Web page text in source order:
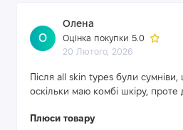
О
Олена
Оцінка покупки 5.0
20 Лютого, 2026
Після all skin types були
оскільки маю комбі шкіру,
Плюси товару